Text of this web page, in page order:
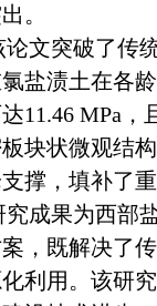
。
论文突破了传
盐渍土在各
11.46 MPa
块状微观结
撑，填补了
究成果为西部
，既解决了
利用。该研